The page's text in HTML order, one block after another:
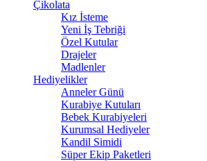
Çikolata
Kız İsteme
Yeni İş Tebriği
Özel Kutular
Drajeler
Madlenler
Hediyelikler
Anneler Günü
Kurabiye Kutuları
Bebek Kurabiyeleri
Kurumsal Hediyeler
Kandil Simidi
Süper Ekip Paketleri